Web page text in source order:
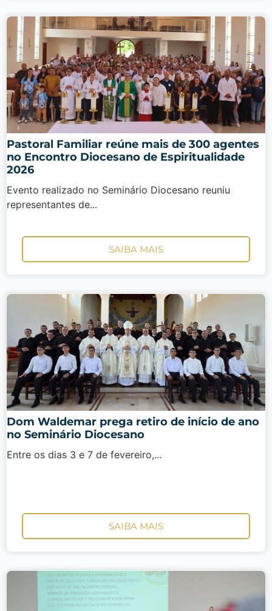
Pastoral Familiar reúne mais de 300 agentes
no Encontro Diocesano de Espiritualidade
2026
Evento realizado no Seminário Diocesano reuniu
representantes de...
SAIBA MAIS
Dom Waldemar prega retiro de início de ano
no Seminário Diocesano
Entre os dias 3 e 7 de fevereiro,...
SAIBA MAIS